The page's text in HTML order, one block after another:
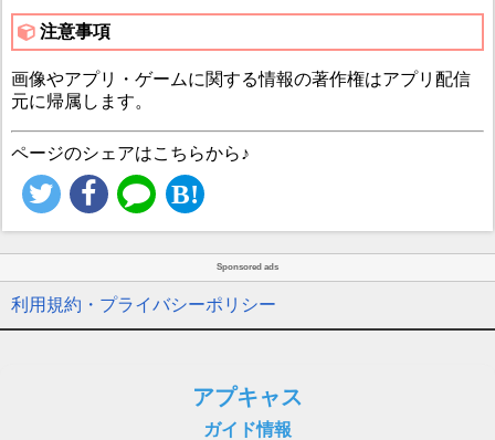
注意事項
画像やアプリ・ゲームに関する情報の著作権はアプリ配信
元に帰属します。
ページのシェアはこちらから♪
Sponsored ads
利用規約・プライバシーポリシー
アプキャス
ガイド情報